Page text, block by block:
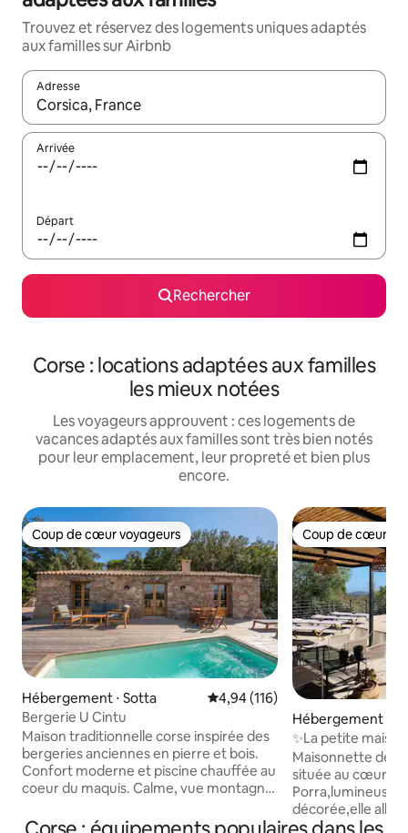
Trouvez et réservez des logements uniques adaptés
aux familles sur Airbnb
Adresse
Lorsque les résultats s'affichent, utilisez les flèches vers le
Arrivée
Départ
Rechercher
Corse : locations adaptées aux familles
les mieux notées
Les voyageurs approuvent : ces logements de
vacances adaptés aux familles sont très bien notés
pour leur emplacement, leur propreté et bien plus
encore.
Coup de cœur voyageurs
Coup de cœur voyageurs
Hébergement ⋅ Sotta Évaluation moyenne sur la
4,94 (116)
Bergerie U Cintu
Maison traditionnelle corse inspirée des
bergeries anciennes en pierre et bois.
Confort moderne et piscine chauffée au
coeur du maquis. Calme, vue montagne
coin cuisine, salon et cheminée et de 2
Coup de cœur
Coup de cœur
Hébergement ⋅
hio
✨La petite maison de
Palombaggia
Maisonnette de
située au cœur
Porra,lumineuse
décorée,elle allie
Palombaggia et